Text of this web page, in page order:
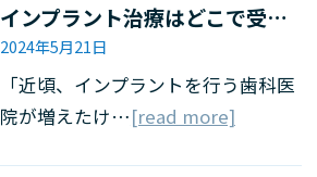
インプラント治療はどこで受けても同じ？歯科医師の知識・技術と経験が左右するインプラント治療への影響について
2024年5月21日
「近頃、インプラントを行う歯科医
院が増えたけ…[read more]